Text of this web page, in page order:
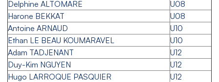
Delphine ALTOMARE
U08
Harone BEKKAT
U08
Antoine ARNAUD
U10
Ethan LE BEAU KOUMARAVEL
U10
Adam TADJENANT
U12
Duy-Kim NGUYEN
U12
Hugo LARROQUE PASQUIER
U12